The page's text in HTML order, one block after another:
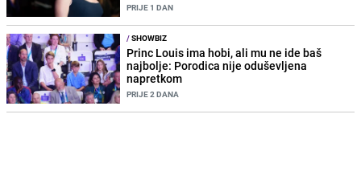
PRIJE 1 DAN
/SHOWBIZ
Princ Louis ima hobi, ali mu ne ide baš
najbolje: Porodica nije oduševljena
napretkom
PRIJE 2 DANA